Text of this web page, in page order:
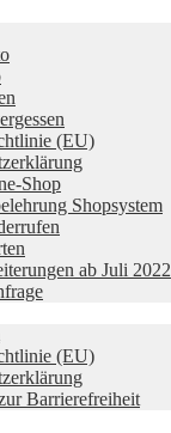
(EU)
Shop
Shopsystem
ab Juli 2022
(EU)
Barrierefreiheit